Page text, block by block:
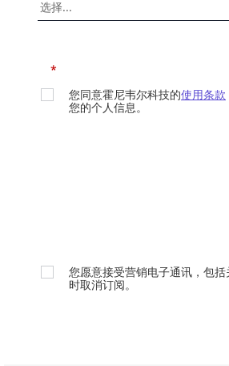
*
您同意霍尼韦尔科技的使用条款
您的个人信息。
您愿意接受营销电子通讯，包
时取消订阅。